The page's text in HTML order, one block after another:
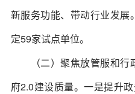
新服务功能、带动行业发展
定59家试点单位。
（二）聚焦放管服和行
府2.0建设质量。一是提升